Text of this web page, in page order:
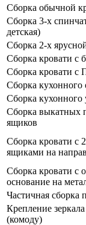
Сборка обычной
Сборка 3-х
детская)
Сборка 2-х
Сборка кровати с
Сборка кровати
Сборка кухонного
Сборка кухонного
Сборка выкатных
ящиков
Сборка кровати с
ящиками на
Сборка кровати с
основание на
Частичная сборка
Крепление
(комоду)